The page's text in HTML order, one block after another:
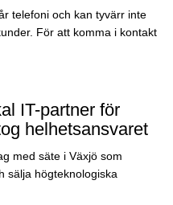
telefoni och kan tyvärr inte
För att komma i kontakt
IT-partner för
helhetsansvaret
med säte i Växjö som
sälja högteknologiska